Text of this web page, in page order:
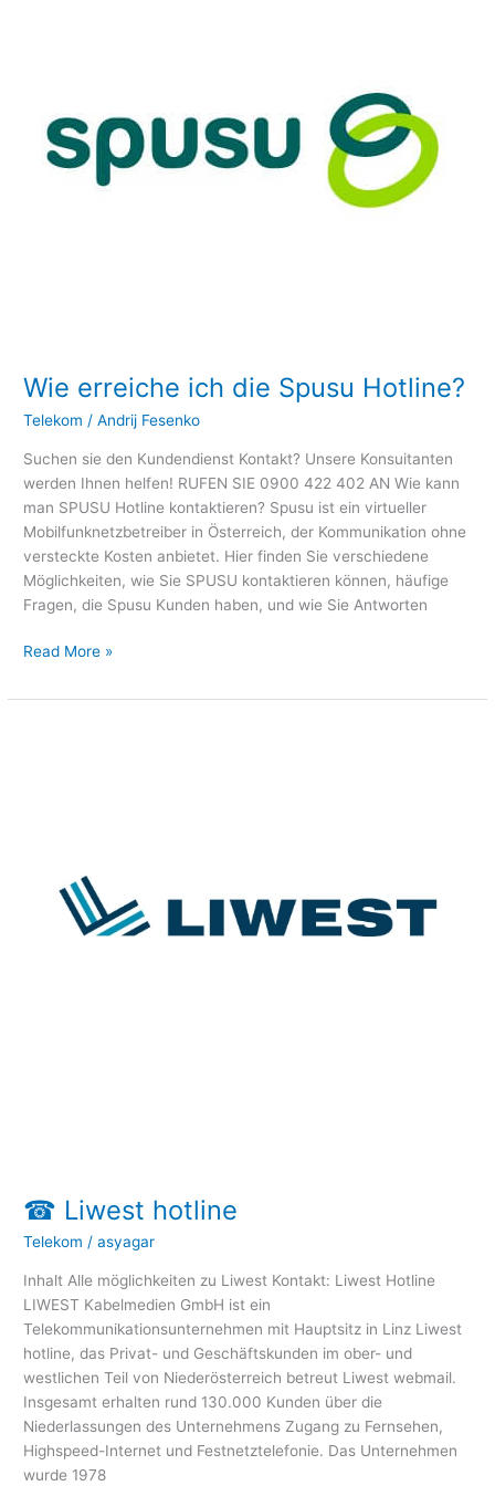
Wie erreiche ich die Spusu Hotline?
Telekom /Andrij Fesenko
Suchen sie den Kundendienst Kontakt? Unsere Konsuitanten
werden Ihnen helfen! RUFEN SIE 0900 422 402 AN Wie kann
man SPUSU Hotline kontaktieren? Spusu ist ein virtueller
Mobilfunknetzbetreiber in Österreich, der Kommunikation ohne
versteckte Kosten anbietet. Hier finden Sie verschiedene
Möglichkeiten, wie Sie SPUSU kontaktieren können, häufige
Fragen, die Spusu Kunden haben, und wie Sie Antworten
Read More »
☎ Liwest hotline
Telekom /asyagar
Inhalt Alle möglichkeiten zu Liwest Kontakt: Liwest Hotline
LIWEST ​​Kabelmedien GmbH ist ein
Telekommunikationsunternehmen mit Hauptsitz in Linz Liwest
hotline, das Privat- und Geschäftskunden im ober- und
westlichen Teil von Niederösterreich betreut Liwest webmail.
Insgesamt erhalten rund 130.000 Kunden über die
Niederlassungen des Unternehmens Zugang zu Fernsehen,
Highspeed-Internet und Festnetztelefonie. Das Unternehmen
wurde 1978